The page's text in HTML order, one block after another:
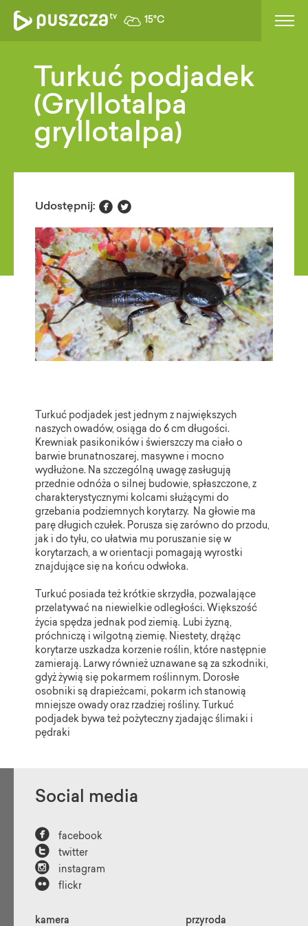
15°C
Turkuć podjadek
(Gryllotalpa
gryllotalpa)
Udostępnij:  
Turkuć podjadek jest jednym z największych
naszych owadów, osiąga do 6 cm długości.
Krewniak pasikoników i świerszczy ma ciało o
barwie brunatnoszarej, masywne i mocno
wydłużone. Na szczególną uwagę zasługują
przednie odnóża o silnej budowie, spłaszczone, z
charakterystycznymi kolcami służącymi do
grzebania podziemnych korytarzy. Na głowie ma
parę długich czułek. Porusza się zarówno do przodu,
jak i do tyłu, co ułatwia mu poruszanie się w
korytarzach, a w orientacji pomagają wyrostki
znajdujące się na końcu odwłoka.
Turkuć posiada też krótkie skrzydła, pozwalające
przelatywać na niewielkie odległości. Większość
życia spędza jednak pod ziemią. Lubi żyzną,
próchniczą i wilgotną ziemię. Niestety, drążąc
korytarze uszkadza korzenie roślin, które następnie
zamierają. Larwy również uznawane są za szkodniki,
gdyż żywią się pokarmem roślinnym. Dorosłe
osobniki są drapieżcami, pokarm ich stanowią
mniejsze owady oraz rzadziej rośliny. Turkuć
podjadek bywa też pożyteczny zjadając ślimaki i
pędraki
Social media
 facebook
 twitter
 instagram
 flickr
kamera
przyroda